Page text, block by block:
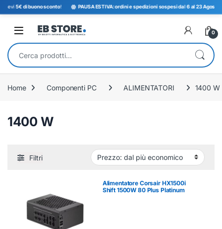
5€ di buono sconto! PAUSA ESTIVA: ordini e spedizioni sospesi dal 6 al 23
Open 0
Cerca:
Home Componenti PC ALIMENTATORI 1400 W
1400 W
Filtri
Alimentatore Corsair HX1500i
Shift 1500W 80 Plus Platinum